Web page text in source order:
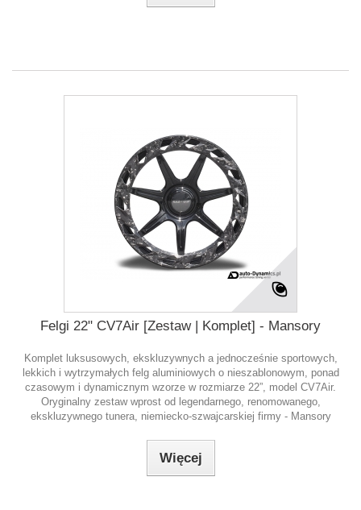
Felgi 22" CV7Air [Zestaw | Komplet] - Mansory
Komplet luksusowych, ekskluzywnych a jednocześnie sportowych,
lekkich i wytrzymałych felg aluminiowych o nieszablonowym, ponad
czasowym i dynamicznym wzorze w rozmiarze 22”, model CV7Air.
Oryginalny zestaw wprost od legendarnego, renomowanego,
ekskluzywnego tunera, niemiecko-szwajcarskiej firmy - Mansory
Więcej